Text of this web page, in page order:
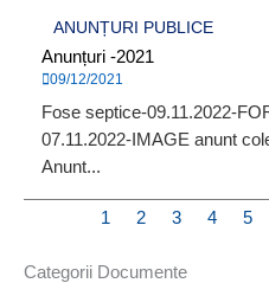
ANUNȚURI PUBLICE
Anunțuri -2021
09/12/2021
Fose septice-09.11.2022-
07.11.2022-IMAGE anunt
Anunt...
1 2 3 4 5
Categorii Documente